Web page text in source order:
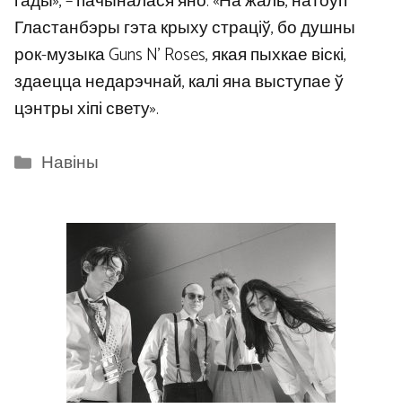
Гластанбэры гэта крыху страціў, бо душны
рок-музыка Guns N’ Roses, якая пыхкае віскі,
здаецца недарэчнай, калі яна выступае ў
цэнтры хіпі свету».
Categories
Навіны